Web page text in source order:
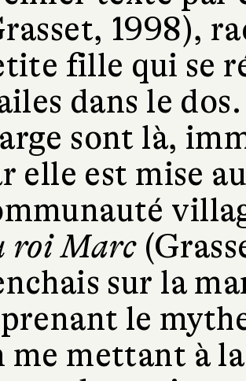
1998),
fille qui se
dans le
sont là,
elle est mise
roi Marc
sur la
le
me mettant à